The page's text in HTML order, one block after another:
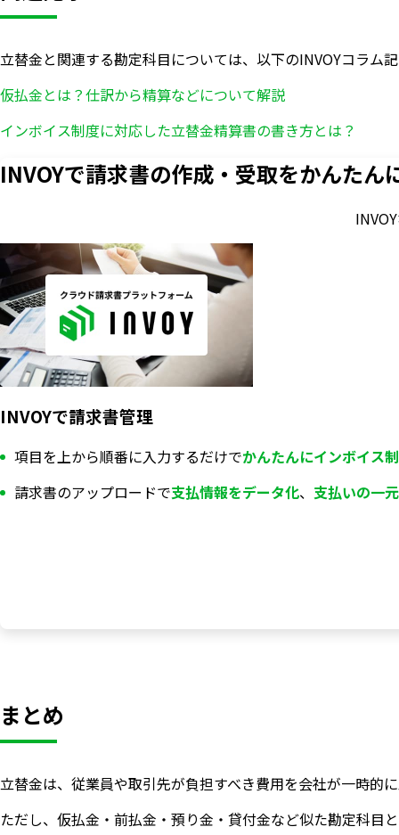
立替金と関連する勘定科目については、以下のINVOYコラム
仮払金とは？仕訳から精算などについて解説
インボイス制度に対応した立替金精算書の書き方とは？
INVOYで請求書の作成・ 受取をかんたん
INVOYで請求書管理
項目を上から順番に入力するだけでかんたんにインボイス
請求書のアップロードで支払情報をデータ化、 支払いの一
まとめ
立替金は、従業員や取引先が負担すべき費用を会社が一時的
ただし、仮払金・前払金・預り金・貸付金など似た勘定科目